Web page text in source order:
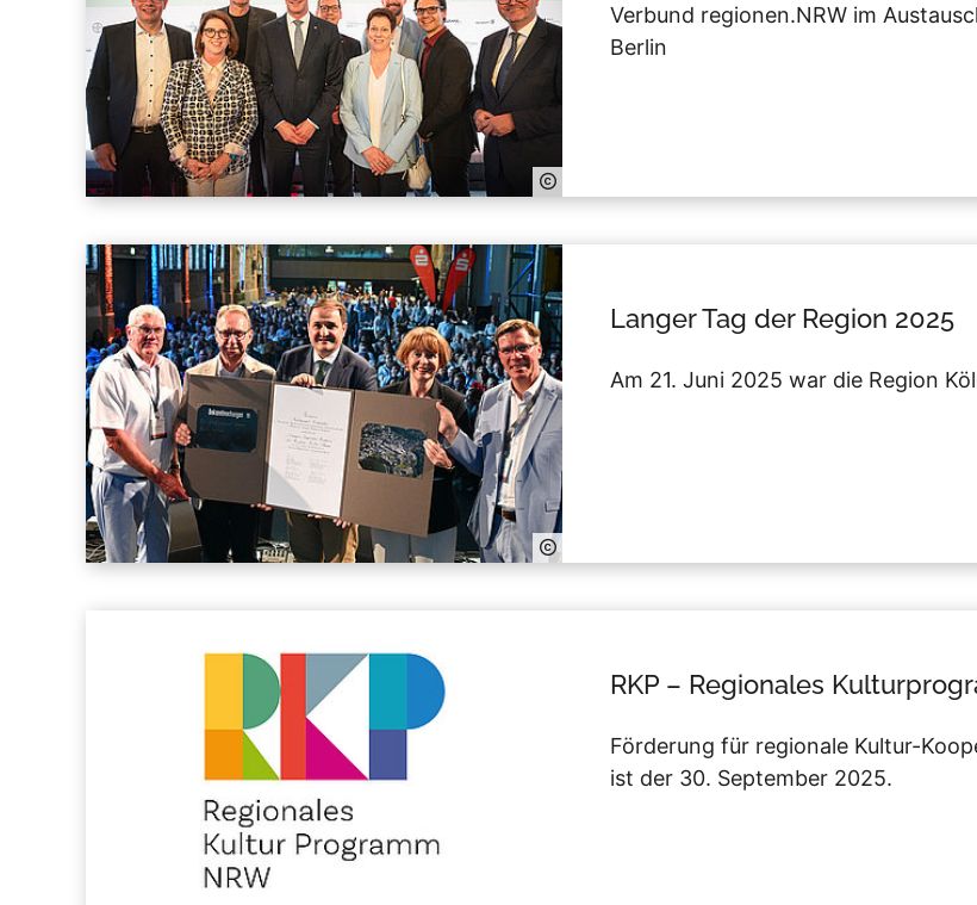
Verbund regionen.NRW im
Berlin
Langer Tag der Region 2025
Am 21. Juni 2025 war die Region
RKP – Regionales
Förderung für regionale Kultur-
ist der 30. September 2025.